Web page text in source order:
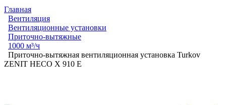
Главная
Вентиляция
Вентиляционные установки
Приточно-вытяжные
1000 м³/ч
Приточно-вытяжная вентиляционная установка Turkov
ZENIT HECO X 910 E